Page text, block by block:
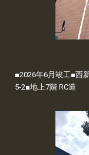
■2026年6月竣工■西
5-2■地上7階 RC造